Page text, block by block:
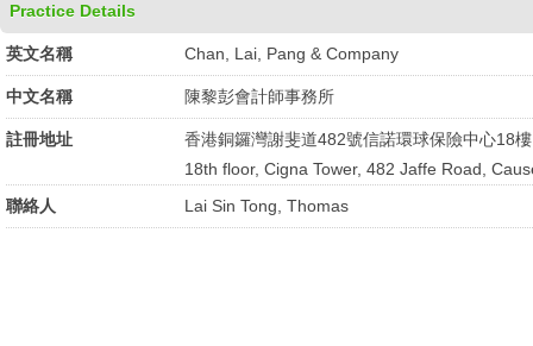
Practice Details
英文名稱 Chan, Lai, Pang & Company
中文名稱 陳黎彭會計師事務所
註冊地址
香港銅鑼灣謝斐道482號信諾環球保險中心18樓
18th floor, Cigna Tower, 482 Jaffe Road,
聯絡人
Lai Sin Tong, Thomas